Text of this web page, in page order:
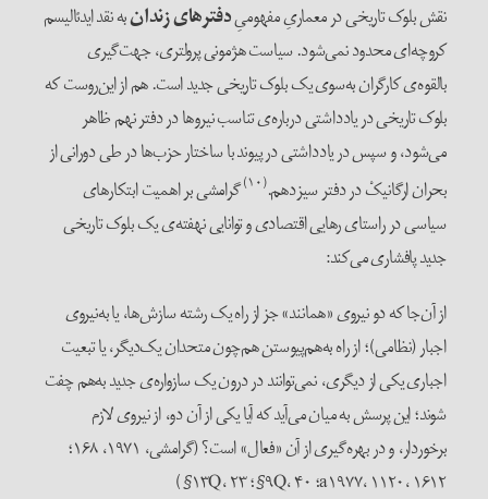
نقش بلوک تاریخی در معماریِ مفهومیِدفترهای زندانبه نقد ایدئالیسم
کروچه‌ای محدود نمی‌شود. سیاست هژمونی پرولتری، جهت‌گیری
بالقوه‌ی کارگران‌ به‌سوی یک بلوک تاریخی جدید است. هم از این‌روست که
بلوک تاریخی در یادداشتی درباره‌ی تناسب نیروها در دفتر نهم ظاهر
می‌شود، و سپس در یادداشتی در پیوند با ساختار حزب‌ها در طی دورانی از
بحران ارگانیکْ در دفتر سیزدهم.(۱۰)
گرامشی بر اهمیت ابتکارهای
سیاسی در راستای رهایی اقتصادی و توانایی نهفته‌ی یک بلوک تاریخی
جدید پافشاری می‌کند:
از آن‌جا که دو نیروی «همانند» جز از راه یک رشته سازش‌ها، یا به‌نیروی
اجبار (نظامی)؛ از راه به‌هم‌پیوستن هم‌چون متحدان یک‌دیگر، یا تبعیت
اجباری یکی از دیگری، نمی‌توانند در درون یک سازواره‌ی جدید به‌هم چفت
شوند؛ این پرسش به میان می‌آید که آیا یکی از آن دو، از نیروی لازم
برخوردار، و در بهره‌گیری از آن «فعال» است؟ (گرامشی، ۱۹۷۱، ۱۶۸؛
a۱۹۷۷، ۱۱۲۰، ۱۶۱۲؛ ۹Q، ۴۰§؛ ۱۳Q، ۲۳§)